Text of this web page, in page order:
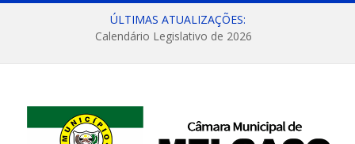
ÚLTIMAS ATUALIZAÇÕES:
Calendário Legislativo de 2026